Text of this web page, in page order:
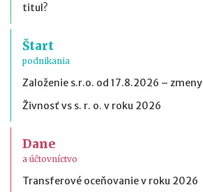
titul?
Štart
podnikania
Založenie s.r.o. od 17.8.2026 – zmeny
Živnosť vs s. r. o. v roku 2026
Dane
a účtovníctvo
Transferové oceňovanie v roku 2026